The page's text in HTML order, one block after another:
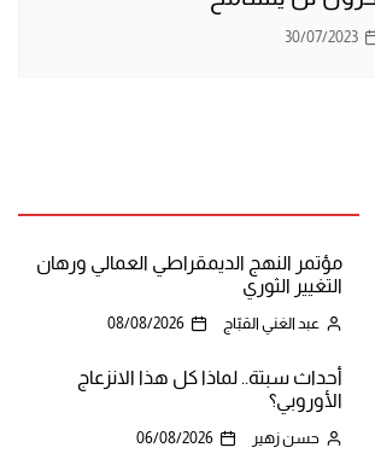
30/07/2023
مؤتمر النهج الديمقراطي العمالي ورهان
التغيير الثوري
عبد الغني القبّاج 08/08/2026
أحداث سبتة.. لماذا كل هذا الانزعاج
الأوروبي؟
حسن زهير 06/08/2026